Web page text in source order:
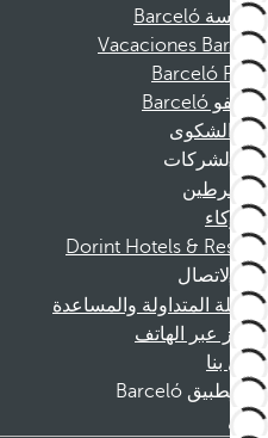
مؤسسة Barceló
Vacaciones Barceló
Barceló Films
موظفو Barceló
قناة الشكوى
الشركات
المنخرطين
الشركاء
Dorint Hotels & Resorts
الاتصال
الأسئلة المتداولة والمساعدة
الحجز عبر الهاتف
اتصل بنا
تطبيق Barceló
تنزيل